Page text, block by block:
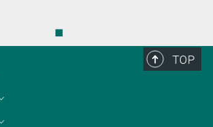
◼
TOP